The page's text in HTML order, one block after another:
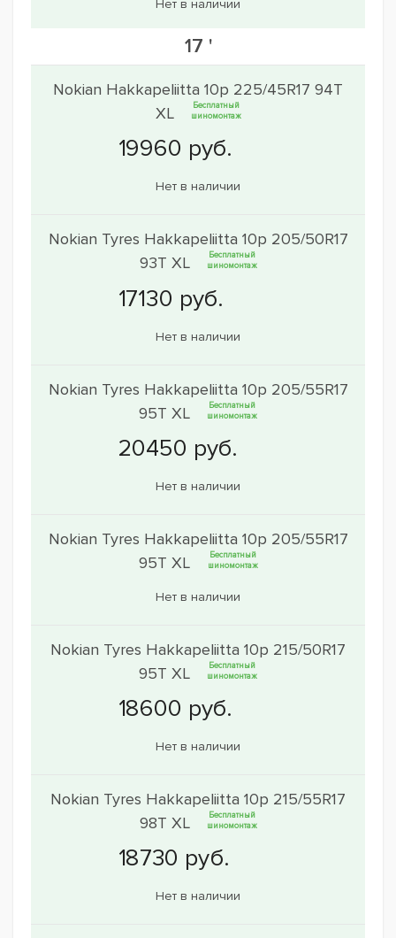
Нет в наличии
17 '
Nokian Hakkapeliitta 10p 225/45R17 94T
XL
Бесплатный
шиномонтаж
Нет в наличии
Nokian Tyres Hakkapeliitta 10p 205/50R17
93T XL
Бесплатный
шиномонтаж
Нет в наличии
Nokian Tyres Hakkapeliitta 10p 205/55R17
95T XL
Бесплатный
шиномонтаж
Нет в наличии
Nokian Tyres Hakkapeliitta 10p 205/55R17
95T XL
Бесплатный
шиномонтаж
Нет в наличии
Nokian Tyres Hakkapeliitta 10p 215/50R17
95T XL
Бесплатный
шиномонтаж
Нет в наличии
Nokian Tyres Hakkapeliitta 10p 215/55R17
98T XL
Бесплатный
шиномонтаж
Нет в наличии